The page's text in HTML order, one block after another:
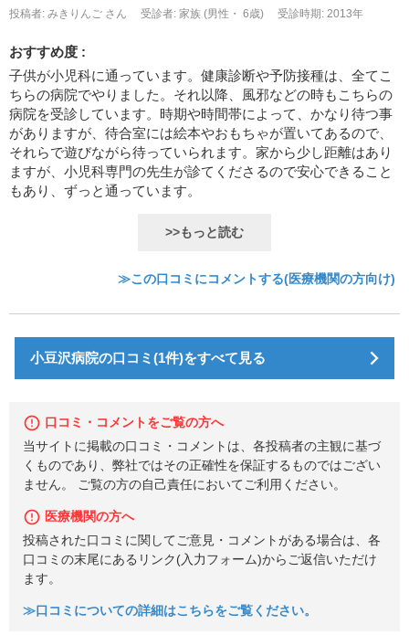
投稿者: みきりんご さん
受診者: 家族 (男性・ 6歳) 受診時期: 2013年
おすすめ度 :
子供が小児科に通っています。健康診断や予防接種は、全てこ
ちらの病院でやりました。それ以降、風邪などの時もこちらの
病院を受診しています。時期や時間帯によって、かなり待つ事
がありますが、待合室には絵本やおもちゃが置いてあるので、
それらで遊びながら待っていられます。家から少し距離はあり
ますが、小児科専門の先生が診てくださるので安心できること
もあり、ずっと通っています。
>>もっと読む
≫この口コミにコメントする(医療機関の方向け)
小豆沢病院の口コミ(1件)をすべて見る
口コミ・コメントをご覧の方へ
当サイトに掲載の口コミ・コメントは、各投稿者の主観に基づ
くものであり、弊社ではその正確性を保証するものではござい
ません。 ご覧の方の自己責任においてご利用ください。
医療機関の方へ
投稿された口コミに関してご意見・コメントがある場合は、各
口コミの末尾にあるリンク(入力フォーム)からご返信いただけ
ます。
≫口コミについての詳細はこちらをご覧ください。